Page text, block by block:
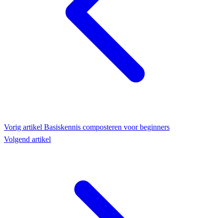
Vorig artikel Basiskennis composteren voor beginners
Volgend artikel